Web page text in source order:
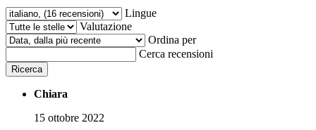
Lingue
Valutazione
Ordina per
Cerca recensioni
Ricerca
Chiara
15 ottobre 2022